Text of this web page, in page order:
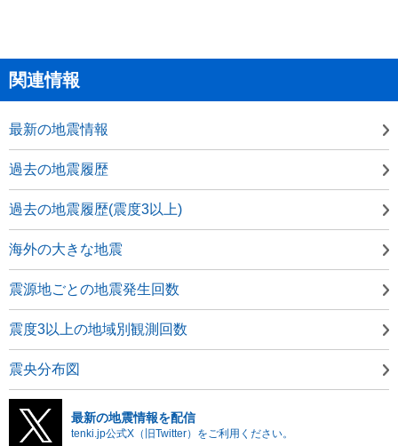
関連情報
最新の地震情報
過去の地震履歴
過去の地震履歴(震度3以上)
海外の大きな地震
震源地ごとの地震発生回数
震度3以上の地域別観測回数
震央分布図
最新の地震情報を配信
tenki.jp公式X（旧Twitter）をご利用ください。